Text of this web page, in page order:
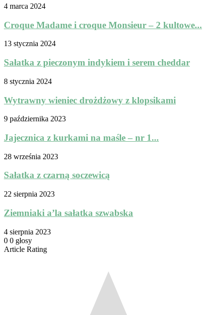
4 marca 2024
Croque Madame i croque Monsieur – 2 kultowe...
13 stycznia 2024
Sałatka z pieczonym indykiem i serem cheddar
8 stycznia 2024
Wytrawny wieniec drożdżowy z klopsikami
9 października 2023
Jajecznica z kurkami na maśle – nr 1...
28 września 2023
Sałatka z czarną soczewicą
22 sierpnia 2023
Ziemniaki a’la sałatka szwabska
4 sierpnia 2023
0 0 głosy
Article Rating